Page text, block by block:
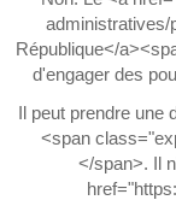
administratives/
République</
d'engager des
Il peut prendre une
<span
</span>. Il